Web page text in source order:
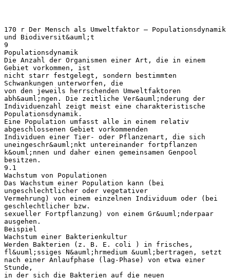
170 r Der Mensch als Umweltfaktor – Populationsdynamik
und Biodiversit&auml;t
9
Populationsdynamik
Die Anzahl der Organismen einer Art, die in einem
Gebiet vorkommen, ist
nicht starr festgelegt, sondern bestimmten
Schwankungen unterworfen, die
von den jeweils herrschenden Umweltfaktoren
abh&auml;ngen. Die zeitliche Ver&auml;nderung der
Individuenzahl zeigt meist eine charakteristische
Populationsdynamik.
Eine Population umfasst alle in einem relativ
abgeschlossenen Gebiet vorkommenden
Individuen einer Tier- oder Pflanzenart, die sich
uneingeschr&auml;nkt untereinander fortpflanzen
k&ouml;nnen und daher einen gemeinsamen Genpool
besitzen.
9.1
Wachstum von Populationen
Das Wachstum einer Population kann (bei
ungeschlechtlicher oder vegetativer
Vermehrung) von einem einzelnen Individuum oder (bei
geschlechtlicher bzw.
sexueller Fortpflanzung) von einem Gr&uuml;nderpaar
ausgehen.
Beispiel
Wachstum einer Bakterienkultur
Werden Bakterien (z. B. E. coli ) in frisches,
fl&uuml;ssiges N&auml;hrmedium &uuml;bertragen, setzt
nach einer Anlaufphase (lag-Phase) von etwa einer
Stunde,
in der sich die Bakterien auf die neuen